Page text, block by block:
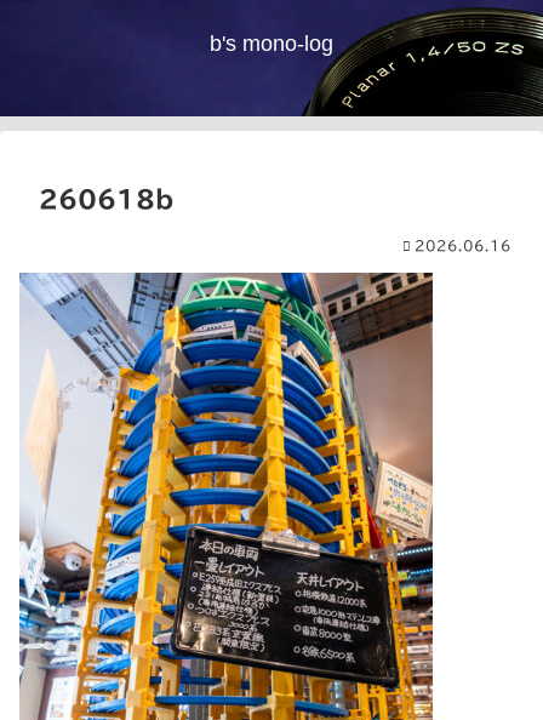
b's mono-log
260618b
2026.06.16